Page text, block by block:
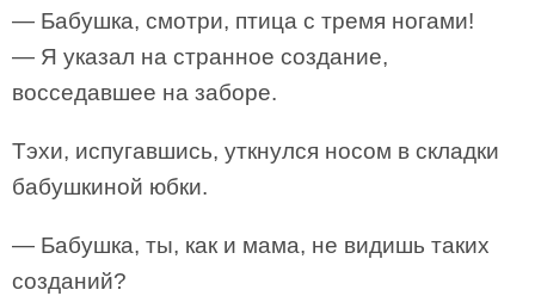
— Бабушка, смотри, птица с тремя ногами!
— Я указал на странное создание,
восседавшее на заборе.
Тэхи, испугавшись, уткнулся носом в складки
бабушкиной юбки.
— Бабушка, ты, как и мама, не видишь таких
созданий?